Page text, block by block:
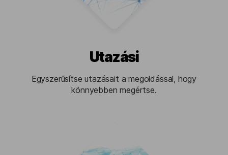
Utazási
Egyszerűsítse utazásait a megoldással, hogy
könnyebben megértse.